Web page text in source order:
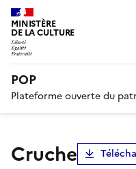
MINISTÈRE
DE LA CULTURE
POP
Plateforme ouverte du
cruche